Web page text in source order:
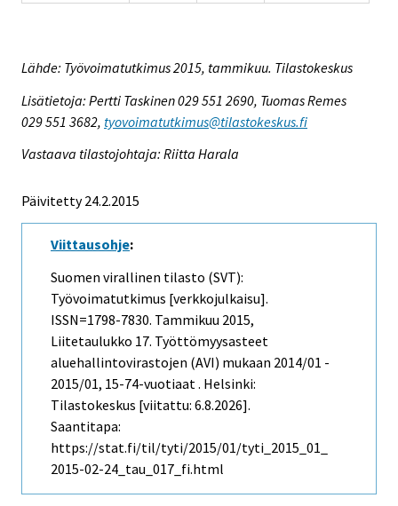
Lähde: Työvoimatutkimus 2015, tammikuu. Tilastokeskus
Lisätietoja: Pertti Taskinen 029 551 2690, Tuomas Remes
029 551 3682, tyovoimatutkimus@tilastokeskus.fi
Vastaava tilastojohtaja: Riitta Harala
Päivitetty 24.2.2015
Viittausohje:
Suomen virallinen tilasto (SVT):
Työvoimatutkimus [verkkojulkaisu].
ISSN=1798-7830. Tammikuu 2015,
Liitetaulukko 17. Työttömyysasteet
aluehallintovirastojen (AVI) mukaan 2014/01 -
2015/01, 15-74-vuotiaat . Helsinki:
Tilastokeskus [viitattu: 6.8.2026].
Saantitapa:
https://stat.fi/til/tyti/2015/01/tyti_2015_01_
2015-02-24_tau_017_fi.html